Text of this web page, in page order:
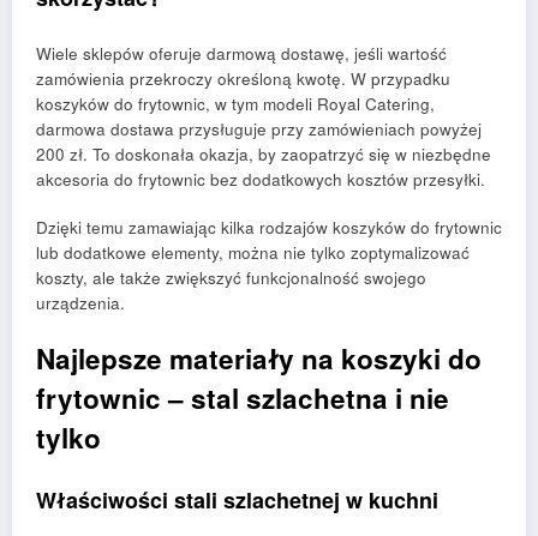
Wiele sklepów oferuje darmową dostawę, jeśli wartość
zamówienia przekroczy określoną kwotę. W przypadku
koszyków do frytownic, w tym modeli Royal Catering,
darmowa dostawa przysługuje przy zamówieniach powyżej
200 zł. To doskonała okazja, by zaopatrzyć się w niezbędne
akcesoria do frytownic bez dodatkowych kosztów przesyłki.
Dzięki temu zamawiając kilka rodzajów koszyków do frytownic
lub dodatkowe elementy, można nie tylko zoptymalizować
koszty, ale także zwiększyć funkcjonalność swojego
urządzenia.
Najlepsze materiały na koszyki do
frytownic – stal szlachetna i nie
tylko
Właściwości stali szlachetnej w kuchni